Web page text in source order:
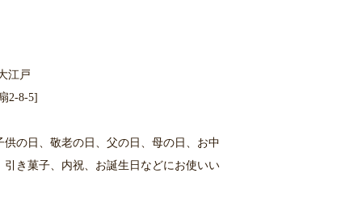
江戸
8-5]
供の日、敬老の日、父の日、母の日、お中
引き菓子、内祝、お誕生日などにお使いい